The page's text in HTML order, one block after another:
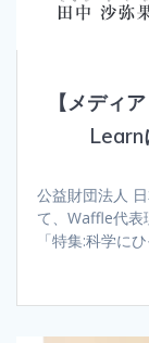
【メディ
Learn
公益財団法人
て、Waffle代表
「特集:科学に